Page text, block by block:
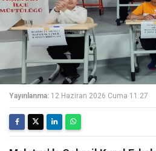
Yayınlanma: 12 Haziran 2026 Cuma 11:27